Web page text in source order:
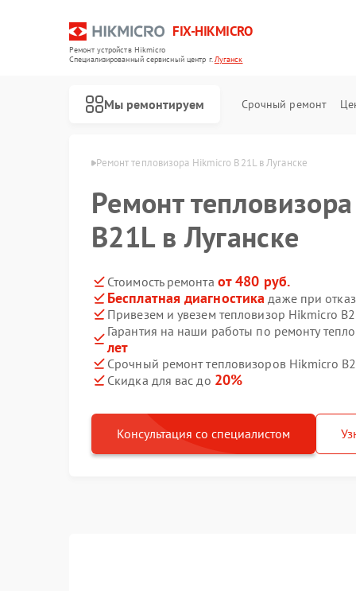
FIX-HIKMICRO
Ремонт устройств Hikmicro
Специализированный cервисный центр г.Луганск
Мы ремонтируем Срочный ремонт
Ремонт тепловизора Hikmicro B21L в Луганске
Ремонт
B21L в Луганске
Стоимость ремонта от 480 руб.
Бесплатная диагностика даже при
Привезем и увезем тепловизор Hikmicro
Гарантия на наши работы по ремонту
лет
Срочный ремонт тепловизоров Hikmicro
Скидка для вас до 20%
Консультация со специалистом